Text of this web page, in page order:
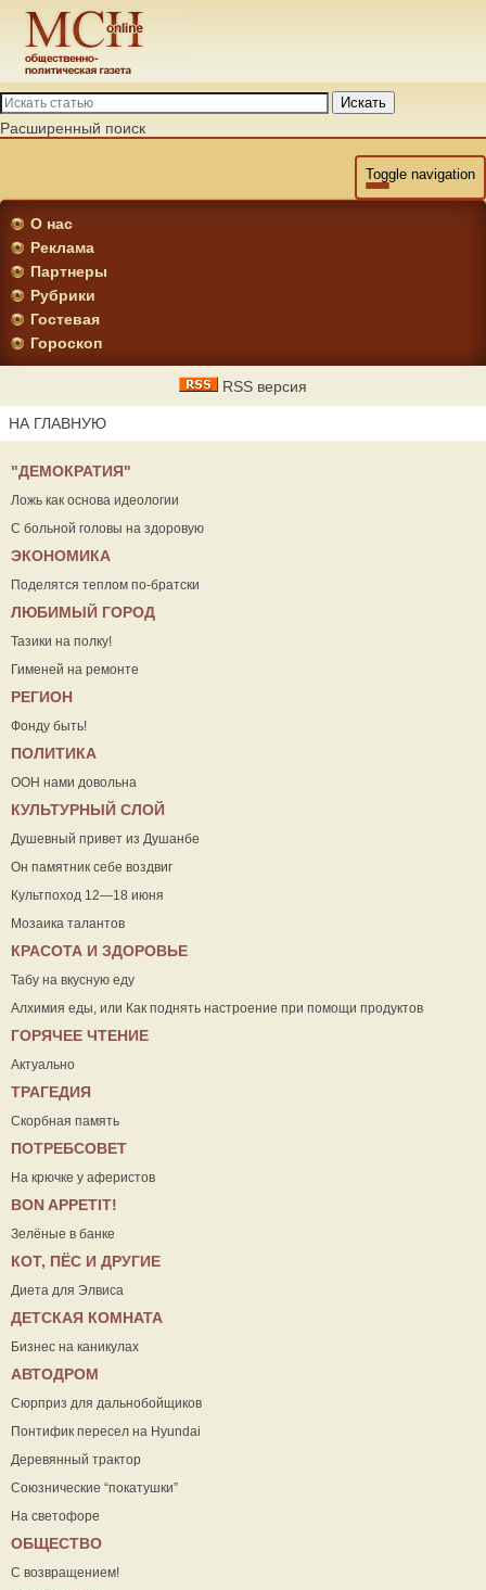
Искать
Расширенный поиск
Toggle navigation
О нас
Реклама
Партнеры
Рубрики
Гостевая
Гороскоп
RSS версия
НА ГЛАВНУЮ
"ДЕМОКРАТИЯ"
Ложь как основа идеологии
С больной головы на здоровую
ЭКОНОМИКА
Поделятся теплом по-братски
ЛЮБИМЫЙ ГОРОД
Тазики на полку!
Гименей на ремонте
РЕГИОН
Фонду быть!
ПОЛИТИКА
ООН нами довольна
КУЛЬТУРНЫЙ СЛОЙ
Душевный привет из Душанбе
Он памятник себе воздвиг
Культпоход 12—18 июня
Мозаика талантов
КРАСОТА И ЗДОРОВЬЕ
Табу на вкусную еду
Алхимия еды, или Как поднять настроение при помощи продуктов
ГОРЯЧЕЕ ЧТЕНИЕ
Актуально
ТРАГЕДИЯ
Скорбная память
ПОТРЕБСОВЕТ
На крючке у аферистов
ВON APPETIT!
Зелёные в банке
КОТ, ПЁС И ДРУГИЕ
Диета для Элвиса
ДЕТСКАЯ КОМНАТА
Бизнес на каникулах
АВТОДРОМ
Сюрприз для дальнобойщиков
Понтифик пересел на Hyundai
Деревянный трактор
Союзнические “покатушки”
На светофоре
ОБЩЕСТВО
С возвращением!